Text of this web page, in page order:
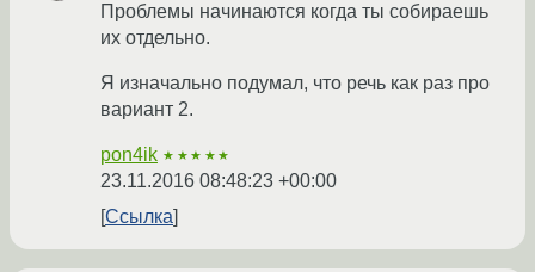
Проблемы начинаются когда ты собираешь
их отдельно.
Я изначально подумал, что речь как раз про
вариант 2.
pon4ik ★★★★★
23.11.2016 08:48:23 +00:00
Ссылка